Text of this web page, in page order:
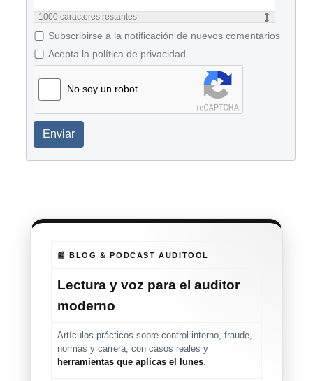
1000 caracteres restantes
Subscribirse a la notificación de nuevos comentarios
Acepta la política de privacidad
No soy un robot
Enviar
📰 BLOG & PODCAST AUDITOOL
Lectura y voz para el auditor
moderno
Artículos prácticos sobre control interno, fraude,
normas y carrera, con casos reales y
herramientas que aplicas el lunes.